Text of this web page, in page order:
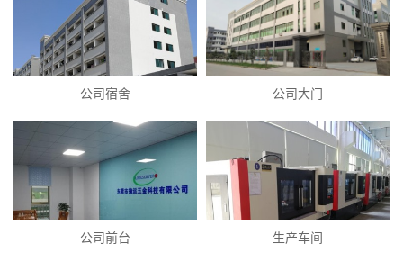
公司宿舍 公司大门
公司前台 生产车间